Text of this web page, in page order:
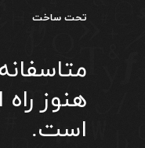
تحت ساخت
هنوز
است.